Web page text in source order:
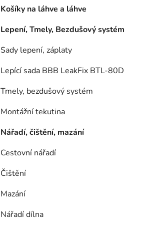
Košíky na láhve a láhve
Lepení, Tmely, Bezdušový systém
Sady lepení, záplaty
Lepící sada BBB LeakFix BTL-80D
Tmely, bezdušový systém
Montážní tekutina
Nářadí, čištění, mazání
Cestovní nářadí
Čištění
Mazání
Nářadí dílna